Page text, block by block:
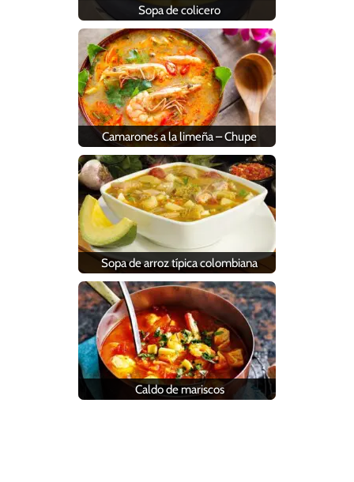
Sopa de colicero
Camarones a la limeña – Chupe
Sopa de arroz típica colombiana
Caldo de mariscos